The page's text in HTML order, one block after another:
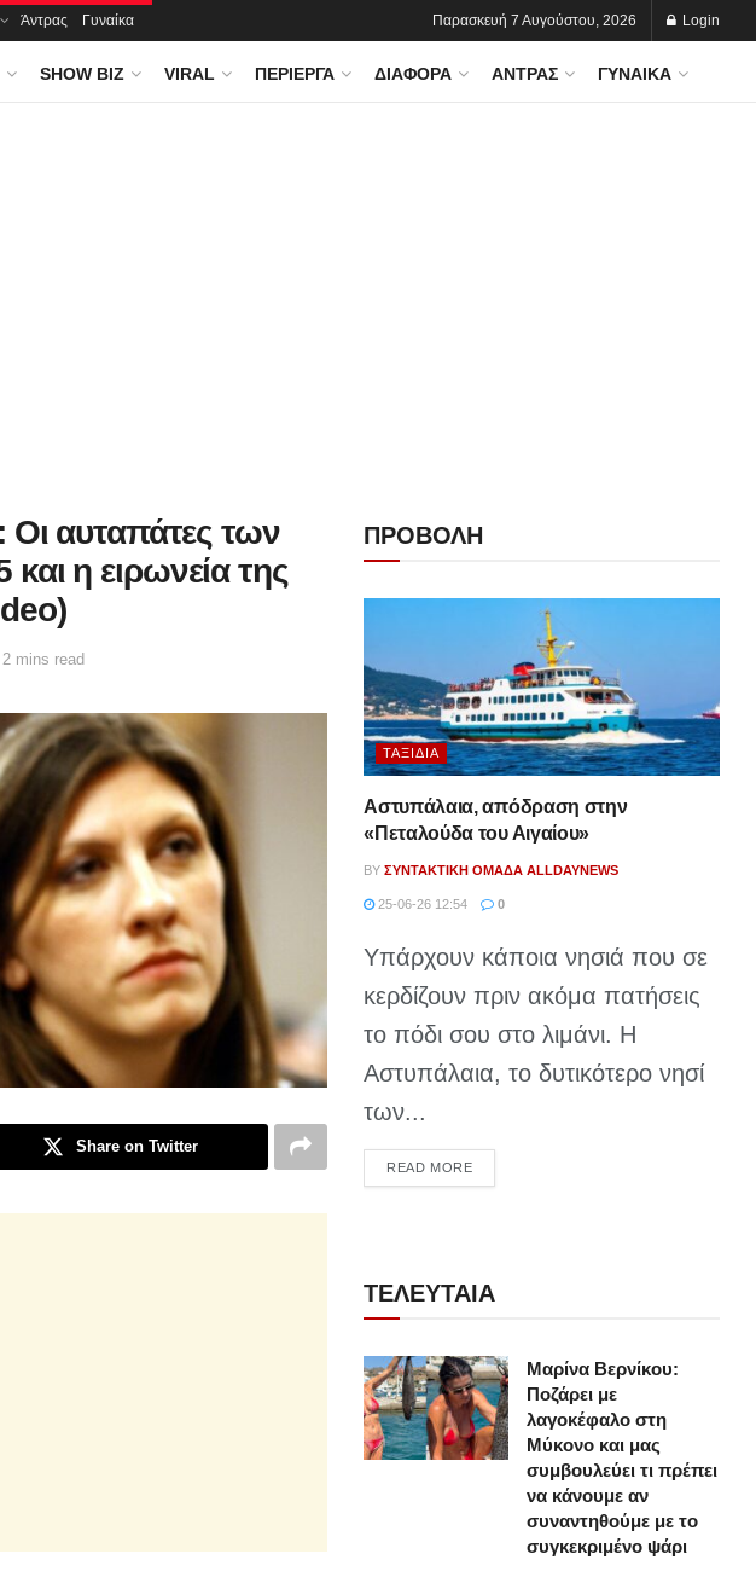
Άντρας Γυναίκα Παρασκευή 7 Αυγούστου, 2026 Login
SHOW BIZ VIRAL ΠΕΡΊΕΡΓΑ ΔΙΆΦΟΡΑ ΆΝΤΡΑΣ ΓΥΝΑΊΚΑ
Οι αυταπάτες των
η ειρωνεία της
mins read
Share on Twitter
ΠΡΟΒΟΛΗ
ΤΑΞΊΔΙΑ
Αστυπάλαια, απόδραση στην
«Πεταλούδα του Αιγαίου»
BY ΣΥΝΤΑΚΤΙΚΉ ΟΜΆΔΑ ALLDAYNEWS
25-06-26 12:54 0
Υπάρχουν κάποια νησιά που σε
κερδίζουν πριν ακόμα πατήσεις
το πόδι σου στο λιμάνι. Η
Αστυπάλαια, το δυτικότερο νησί
των...
READ MOREDETAILS
ΤΕΛΕΥΤΑΙΑ
Μαρίνα Βερνίκου:
Ποζάρει με
λαγοκέφαλο στη
Μύκονο και μας
συμβουλεύει τι πρέπει
να κάνουμε αν
συναντηθούμε με το
συγκεκριμένο ψάρι